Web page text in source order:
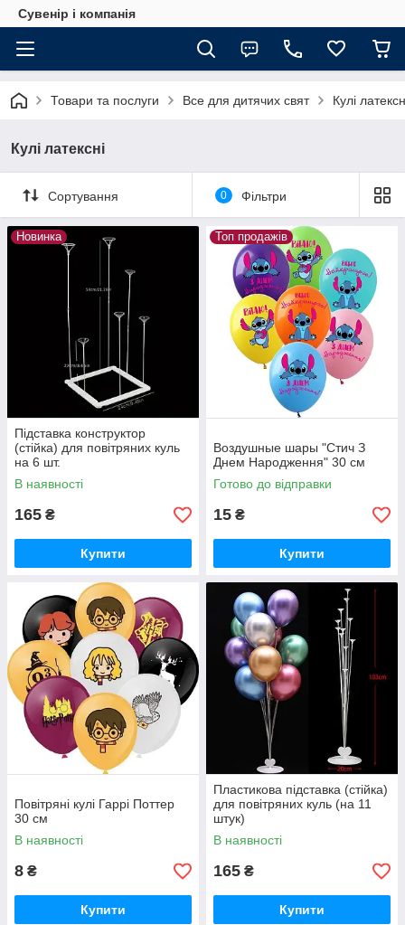
Сувенір і компанія
Товари та послуги Все для дитячих свят Кулі
Кулі латексні
Сортування 0 Фільтри
Новинка
Підставка конструктор
(стійка) для повітряних куль
на 6 шт.
В наявності
165 ₴
Купити
Топ продажів
Воздушные шары "Стич З
Днем Народження" 30 см
Готово до відправки
15 ₴
Купити
Повітряні кулі Гаррі Поттер
30 см
В наявності
8 ₴
Купити
Пластикова підставка (стійка)
для повітряних куль (на 11
штук)
В наявності
165 ₴
Купити